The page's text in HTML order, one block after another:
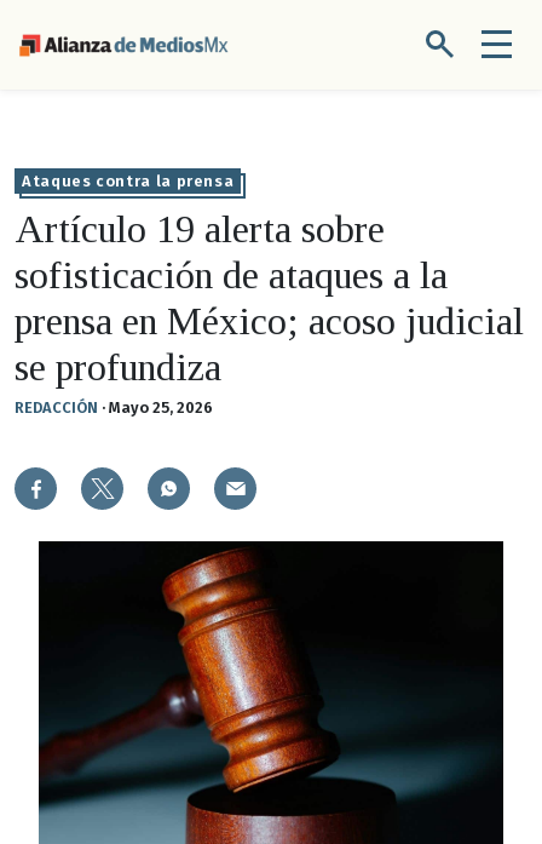
Ataques contra la prensa
Artículo 19 alerta sobre
sofisticación de ataques a la
prensa en México; acoso judicial
se profundiza
REDACCIÓN · Mayo 25, 2026